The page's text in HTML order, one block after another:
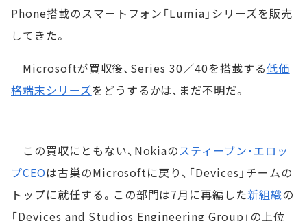
Phone搭載のスマートフォン「Lumia」シリーズを販売
してきた。
Microsoftが買収後、Series 30／40を搭載する低価
格端末シリーズをどうするかは、まだ不明だ。
この買収にともない、Nokiaのスティーブン・エロッ
プCEOは古巣のMicrosoftに戻り、「Devices」チームの
トップに就任する。この部門は7月に再編した新組織の
「Devices and Studios Engineering Group」の上位